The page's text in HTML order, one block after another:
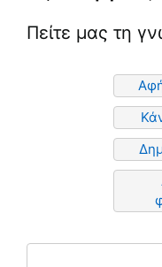
Πείτε μας τη